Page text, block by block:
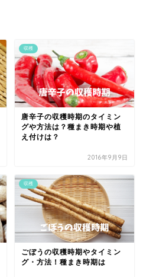
収穫
唐辛子の収穫時期のタイミン
グや方法は？種まき時期や植
え付けは？
2016年9月9日
収穫
ごぼうの収穫時期やタイミン
グ・方法！種まき時期は